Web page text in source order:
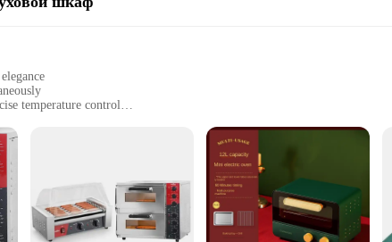
temperature control
kitchens
cater to the diverse cooking needs of both home chefs and professional
same time. Whether you're hosting a dinner party or preparing a large